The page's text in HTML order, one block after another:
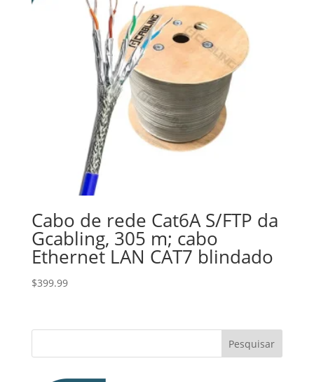
Cabo de rede Cat6A S/FTP da
Gcabling, 305 m; cabo
Ethernet LAN CAT7 blindado
$399.99
Pesquisar